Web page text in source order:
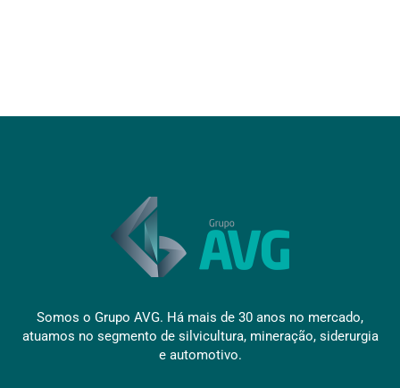
Somos o Grupo AVG. Há mais de 30 anos no mercado,
atuamos no segmento de silvicultura, mineração, siderurgia
e automotivo.